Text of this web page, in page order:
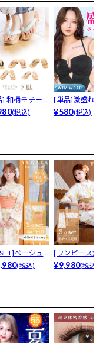
] 和柄モチー
【YUKAT...
(税込)
[単品]激盛れ
ラー三角水着
¥580(税込)
ベージュ
色紫陽花柄...
(税込)
[ワンピース浴
白地×パステル
¥9,980(税込)